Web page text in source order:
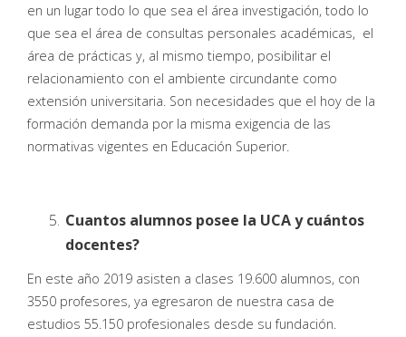
en un lugar todo lo que sea el área investigación, todo lo
que sea el área de consultas personales académicas, el
área de prácticas y, al mismo tiempo, posibilitar el
relacionamiento con el ambiente circundante como
extensión universitaria. Son necesidades que el hoy de la
formación demanda por la misma exigencia de las
normativas vigentes en Educación Superior.
Cuantos alumnos posee la UCA y cuántos
docentes?
En este año 2019 asisten a clases 19.600 alumnos, con
3550 profesores, ya egresaron de nuestra casa de
estudios 55.150 profesionales desde su fundación.